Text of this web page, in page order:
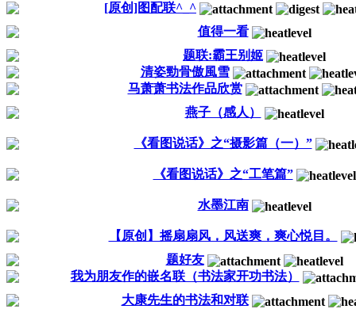
[原创]图配联^_^
值得一看
题联:霸王别姬
清姿勁骨傲風雪
马萧萧书法作品欣赏
燕子（感人）
《看图说话》之“摄影篇（一）”
《看图说话》之“工笔篇”
水墨江南
【原创】摇扇扇风，风送爽，爽心悦目。
题好友
我为朋友作的嵌名联（书法家开功书法）
大康先生的书法和对联